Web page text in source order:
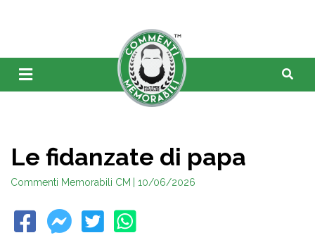
Le fidanzate di papa
Commenti Memorabili CM | 10/06/2026